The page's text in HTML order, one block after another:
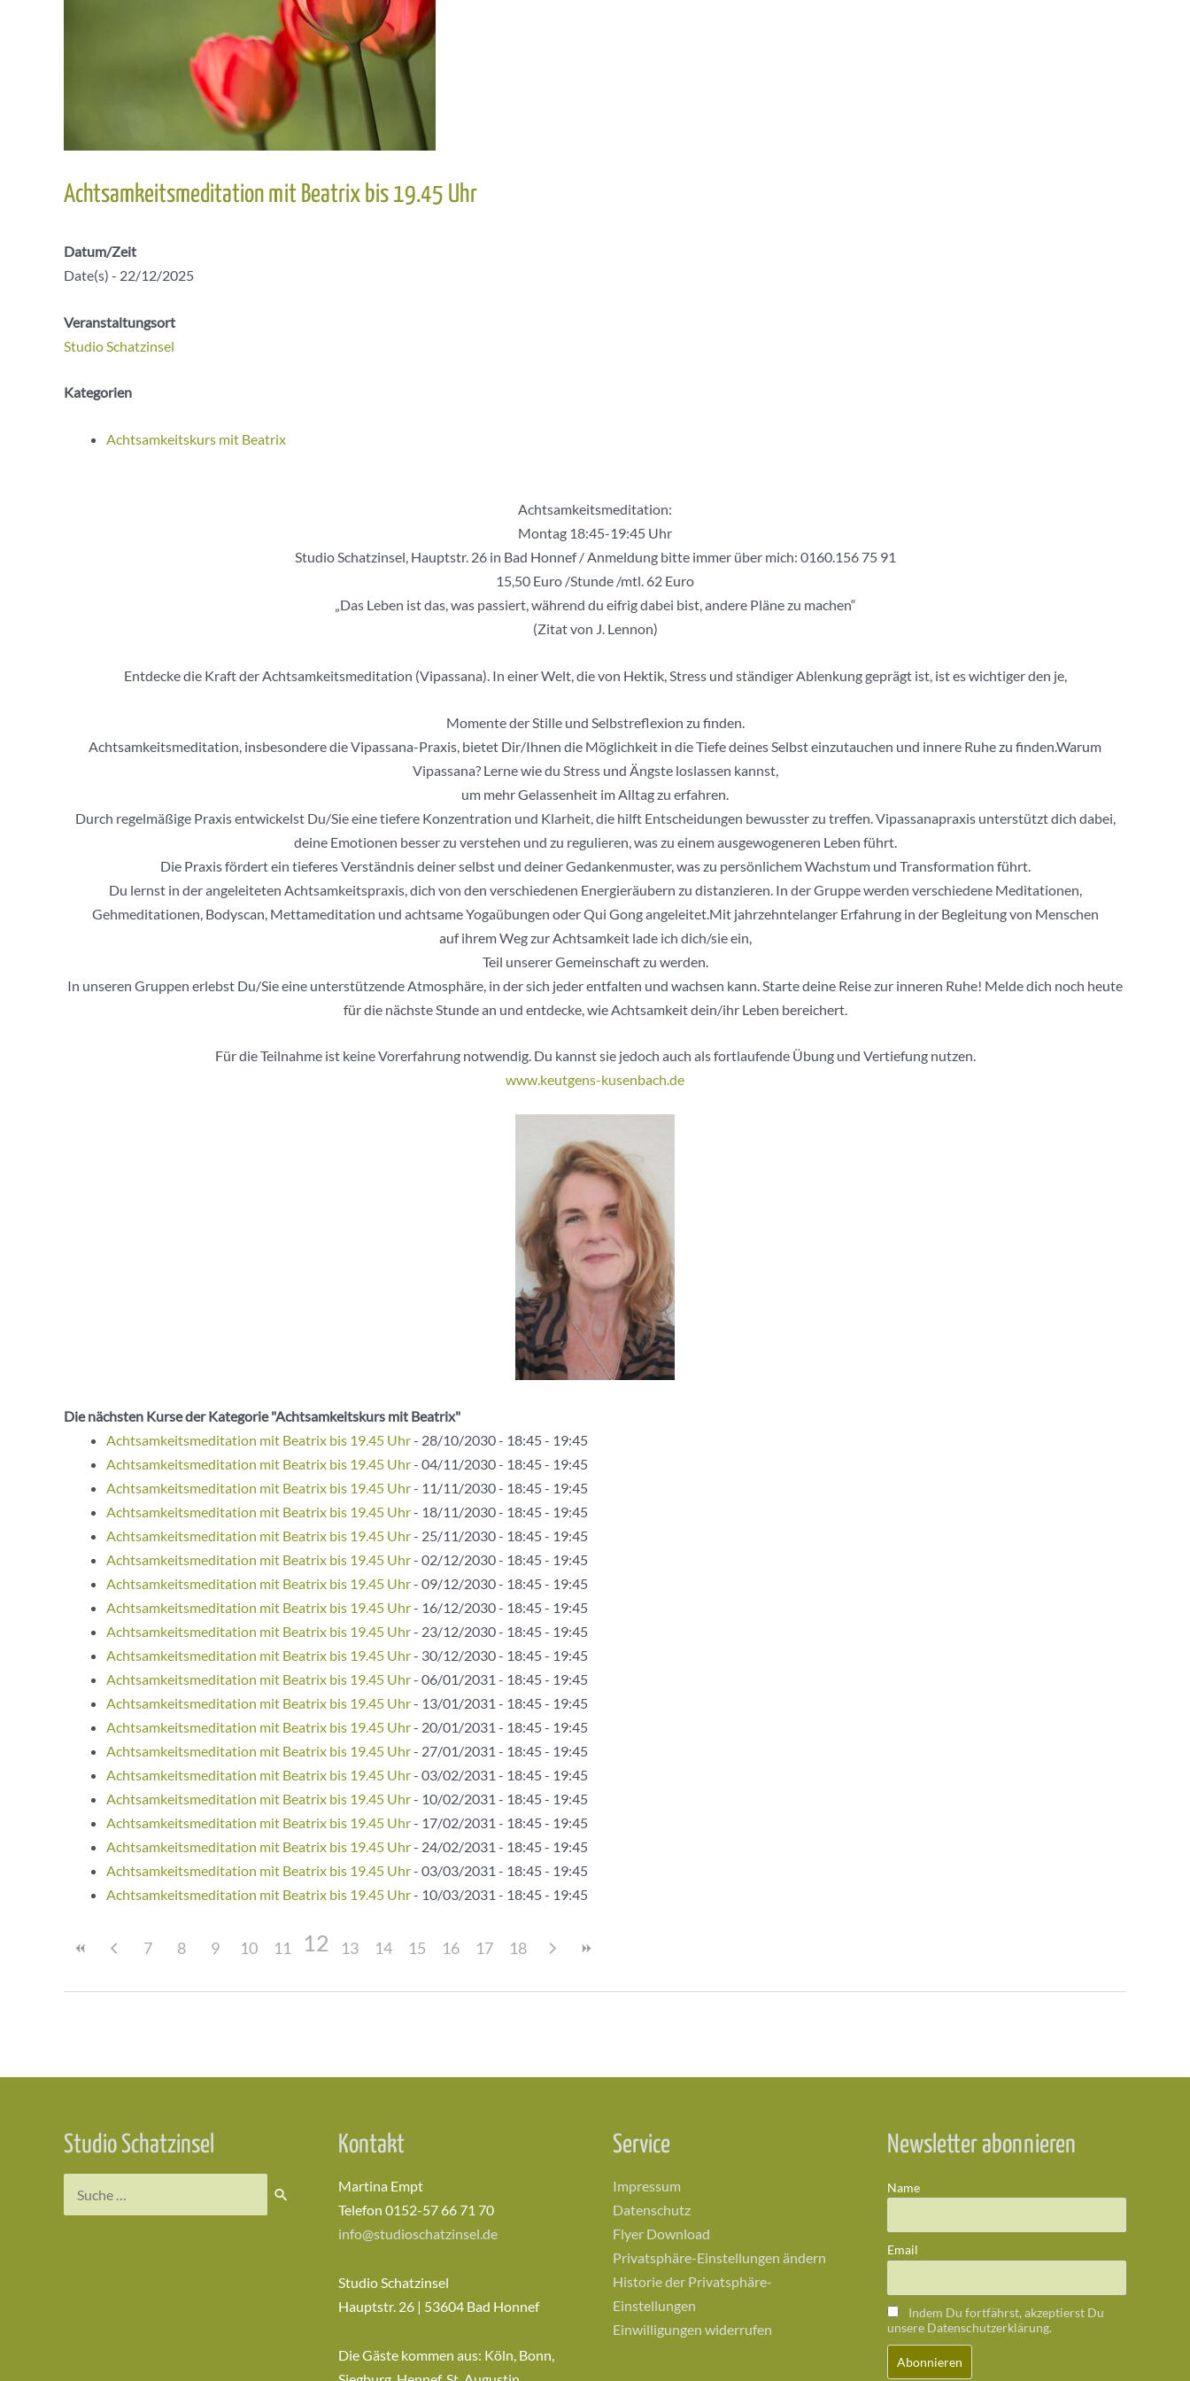
Achtsamkeitsmeditation mit Beatrix bis 19.45 Uhr
Datum/Zeit
Date(s) - 22/12/2025
Veranstaltungsort
Studio Schatzinsel
Kategorien
Achtsamkeitskurs mit Beatrix
Achtsamkeitsmeditation:
Montag 18:45-19:45 Uhr
Studio Schatzinsel, Hauptstr. 26 in Bad Honnef / Anmeldung bitte immer über mich: 0160.156 75 91
15,50 Euro /Stunde /mtl. 62 Euro
„Das Leben ist das, was passiert, während du eifrig dabei bist, andere Pläne zu machen“
(Zitat von J. Lennon)
Entdecke die Kraft der Achtsamkeitsmeditation (Vipassana). In einer Welt, die von Hektik, Stress und ständiger Ablenkung geprägt ist, ist es wichtiger den je,
Momente der Stille und Selbstreflexion zu finden.
Achtsamkeitsmeditation, insbesondere die Vipassana-Praxis, bietet Dir/Ihnen die Möglichkeit in die Tiefe deines Selbst einzutauchen und innere Ruhe zu finden.Warum
Vipassana? Lerne wie du Stress und Ängste loslassen kannst,
um mehr Gelassenheit im Alltag zu erfahren.
Durch regelmäßige Praxis entwickelst Du/Sie eine tiefere Konzentration und Klarheit, die hilft Entscheidungen bewusster zu treffen. Vipassanapraxis unterstützt dich dabei,
deine Emotionen besser zu verstehen und zu regulieren, was zu einem ausgewogeneren Leben führt.
Die Praxis fördert ein tieferes Verständnis deiner selbst und deiner Gedankenmuster, was zu persönlichem Wachstum und Transformation führt.
Du lernst in der angeleiteten Achtsamkeitspraxis, dich von den verschiedenen Energieräubern zu distanzieren. In der Gruppe werden verschiedene Meditationen,
Gehmeditationen, Bodyscan, Mettameditation und achtsame Yogaübungen oder Qui Gong angeleitet.Mit jahrzehntelanger Erfahrung in der Begleitung von Menschen
auf ihrem Weg zur Achtsamkeit lade ich dich/sie ein,
Teil unserer Gemeinschaft zu werden.
In unseren Gruppen erlebst Du/Sie eine unterstützende Atmosphäre, in der sich jeder entfalten und wachsen kann. Starte deine Reise zur inneren Ruhe! Melde dich noch heute
für die nächste Stunde an und entdecke, wie Achtsamkeit dein/ihr Leben bereichert.
Für die Teilnahme ist keine Vorerfahrung notwendig. Du kannst sie jedoch auch als fortlaufende Übung und Vertiefung nutzen.
www.keutgens-kusenbach.de
Die nächsten Kurse der Kategorie "Achtsamkeitskurs mit Beatrix"
Achtsamkeitsmeditation mit Beatrix bis 19.45 Uhr- 28/10/2030 - 18:45 - 19:45
Achtsamkeitsmeditation mit Beatrix bis 19.45 Uhr- 04/11/2030 - 18:45 - 19:45
Achtsamkeitsmeditation mit Beatrix bis 19.45 Uhr- 11/11/2030 - 18:45 - 19:45
Achtsamkeitsmeditation mit Beatrix bis 19.45 Uhr- 18/11/2030 - 18:45 - 19:45
Achtsamkeitsmeditation mit Beatrix bis 19.45 Uhr- 25/11/2030 - 18:45 - 19:45
Achtsamkeitsmeditation mit Beatrix bis 19.45 Uhr- 02/12/2030 - 18:45 - 19:45
Achtsamkeitsmeditation mit Beatrix bis 19.45 Uhr- 09/12/2030 - 18:45 - 19:45
Achtsamkeitsmeditation mit Beatrix bis 19.45 Uhr- 16/12/2030 - 18:45 - 19:45
Achtsamkeitsmeditation mit Beatrix bis 19.45 Uhr- 23/12/2030 - 18:45 - 19:45
Achtsamkeitsmeditation mit Beatrix bis 19.45 Uhr- 30/12/2030 - 18:45 - 19:45
Achtsamkeitsmeditation mit Beatrix bis 19.45 Uhr- 06/01/2031 - 18:45 - 19:45
Achtsamkeitsmeditation mit Beatrix bis 19.45 Uhr- 13/01/2031 - 18:45 - 19:45
Achtsamkeitsmeditation mit Beatrix bis 19.45 Uhr- 20/01/2031 - 18:45 - 19:45
Achtsamkeitsmeditation mit Beatrix bis 19.45 Uhr- 27/01/2031 - 18:45 - 19:45
Achtsamkeitsmeditation mit Beatrix bis 19.45 Uhr- 03/02/2031 - 18:45 - 19:45
Achtsamkeitsmeditation mit Beatrix bis 19.45 Uhr- 10/02/2031 - 18:45 - 19:45
Achtsamkeitsmeditation mit Beatrix bis 19.45 Uhr- 17/02/2031 - 18:45 - 19:45
Achtsamkeitsmeditation mit Beatrix bis 19.45 Uhr- 24/02/2031 - 18:45 - 19:45
Achtsamkeitsmeditation mit Beatrix bis 19.45 Uhr- 03/03/2031 - 18:45 - 19:45
Achtsamkeitsmeditation mit Beatrix bis 19.45 Uhr- 10/03/2031 - 18:45 - 19:45
7 8 9 10 11 12 13 14 15 16 17 18
Studio Schatzinsel Kontakt
Martina Empt
Telefon 0152-57 66 71 70
info@studioschatzinsel.de
Studio Schatzinsel
Hauptstr. 26 | 53604 Bad Honnef
Die Gäste kommen aus: Köln, Bonn,
Service
Impressum
Datenschutz
Flyer Download
Privatsphäre-Einstellungen ändern
Historie der Privatsphäre-
Einstellungen
Einwilligungen widerrufen
Newsletter abonnieren
Name
Email
Indem Du fortfährst, akzeptierst Du
unsere Datenschutzerklärung.